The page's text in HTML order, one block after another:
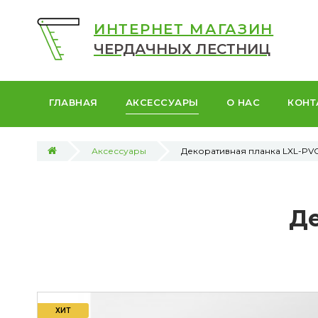
ИНТЕРНЕТ МАГАЗИН
ЧЕРДАЧНЫХ ЛЕСТНИЦ
ГЛАВНАЯ АКСЕССУАРЫ О НАС
Аксессуары Декоративная планка LXL-
ХИТ